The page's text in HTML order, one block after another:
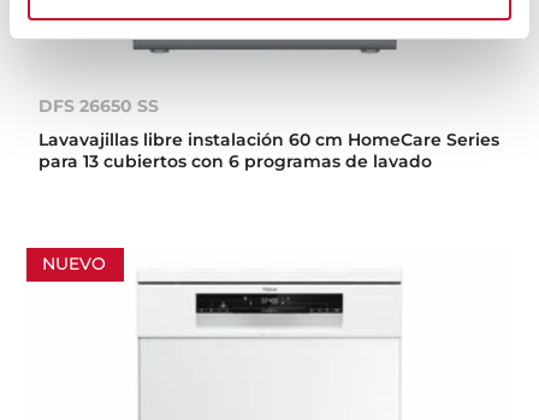
DFS 26650 SS
Lavavajillas libre instalación 60 cm HomeCare Series
para 13 cubiertos con 6 programas de lavado
NUEVO